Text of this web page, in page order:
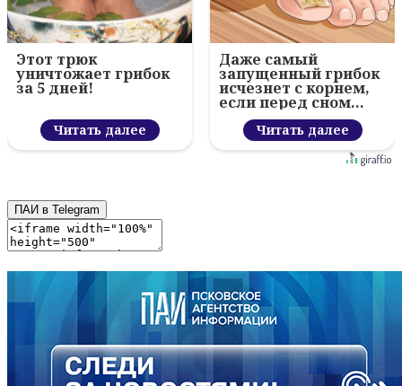
Этот трюк
уничтожает грибок
за 5 дней!
Читать далее
Даже самый
запущенный грибок
исчезнет с корнем,
если перед сном…
Читать далее
ПАИ в Telegram